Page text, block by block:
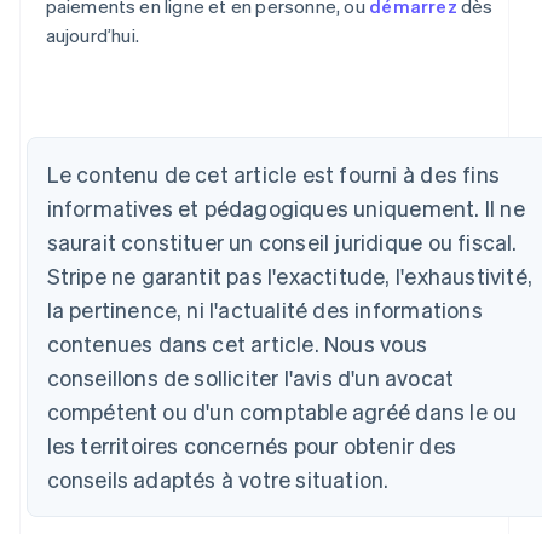
paiements en ligne et en personne, ou démarrez dès
aujourd’hui.
Le contenu de cet article est fourni à des fins
informatives et pédagogiques uniquement. Il ne
saurait constituer un conseil juridique ou fiscal.
Stripe ne garantit pas l'exactitude, l'exhaustivité,
la pertinence, ni l'actualité des informations
contenues dans cet article. Nous vous
conseillons de solliciter l'avis d'un avocat
compétent ou d'un comptable agréé dans le ou
les territoires concernés pour obtenir des
conseils adaptés à votre situation.
Allemagne
Deutsch English
Australie
English
Autriche
Belgique
NederlandsFrançaisDeutschEnglish
Brésil
Português English
Bulgarie
English
Canada
English Français
Chine continentale